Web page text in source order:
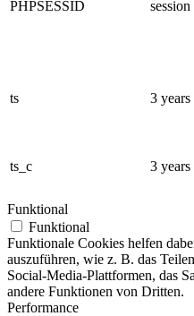
PHPSESSID session
ts 3 years
ts_c 3 years
Funktional
Funktional
Funktionale Cookies helfen
auszuführen, wie z. B. das
Social-Media-Plattformen, das
andere Funktionen von Dritten.
Performance